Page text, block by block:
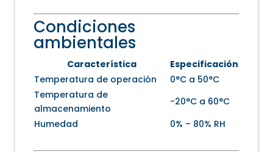
Condiciones
ambientales
Característica
Especificación
Temperatura de operación
0°C a 50°C
Temperatura de
almacenamiento
-20°C a 60°C
Humedad
0% – 80% RH